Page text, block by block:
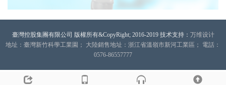
臺灣控股集團有限公司 版權所有&CopyRight; 2016-2019 技术支持： 万维设计
地址：臺灣新竹科學工業園； 大陸銷售地址：浙江省溫嶺市新河工業區； 電話：
0576-86557777